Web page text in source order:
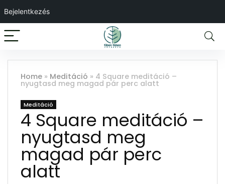
Bejelentkezés
Home » Meditáció » 4 Square meditáció –
nyugtasd meg magad pár perc alatt
Meditáció
4 Square meditáció –
nyugtasd meg
magad pár perc
alatt